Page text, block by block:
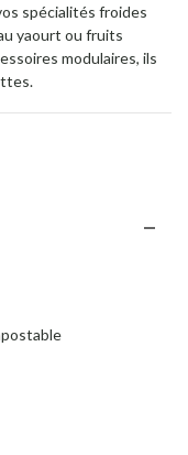
spécialités froides
yaourt ou fruits
modulaires, ils